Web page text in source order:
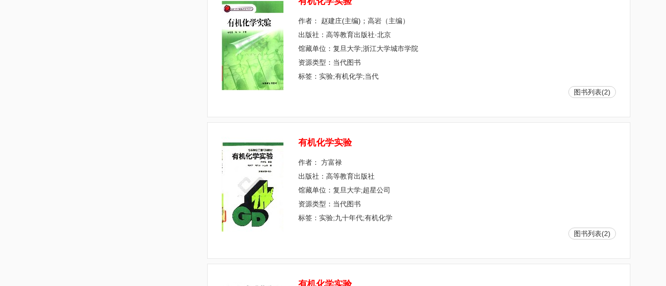
作者： 赵建庄(主编)；高岩（主编）
出版社：高等教育出版社·北京
馆藏单位：复旦大学;浙江大学城市学院
资源类型：当代图书
标签：实验;有机化学;当代
图书列表(2)
有机化学实验
作者： 方富禄
出版社：高等教育出版社
馆藏单位：复旦大学;超星公司
资源类型：当代图书
标签：实验;九十年代;有机化学
图书列表(2)
有机化学实验